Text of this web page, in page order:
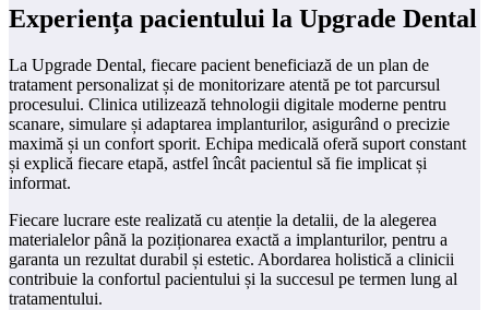
Experiența pacientului la Upgrade Dental
La Upgrade Dental, fiecare pacient beneficiază de un plan de
tratament personalizat și de monitorizare atentă pe tot parcursul
procesului. Clinica utilizează tehnologii digitale moderne pentru
scanare, simulare și adaptarea implanturilor, asigurând o precizie
maximă și un confort sporit. Echipa medicală oferă suport constant
și explică fiecare etapă, astfel încât pacientul să fie implicat și
informat.
Fiecare lucrare este realizată cu atenție la detalii, de la alegerea
materialelor până la poziționarea exactă a implanturilor, pentru a
garanta un rezultat durabil și estetic. Abordarea holistică a clinicii
contribuie la confortul pacientului și la succesul pe termen lung al
tratamentului.